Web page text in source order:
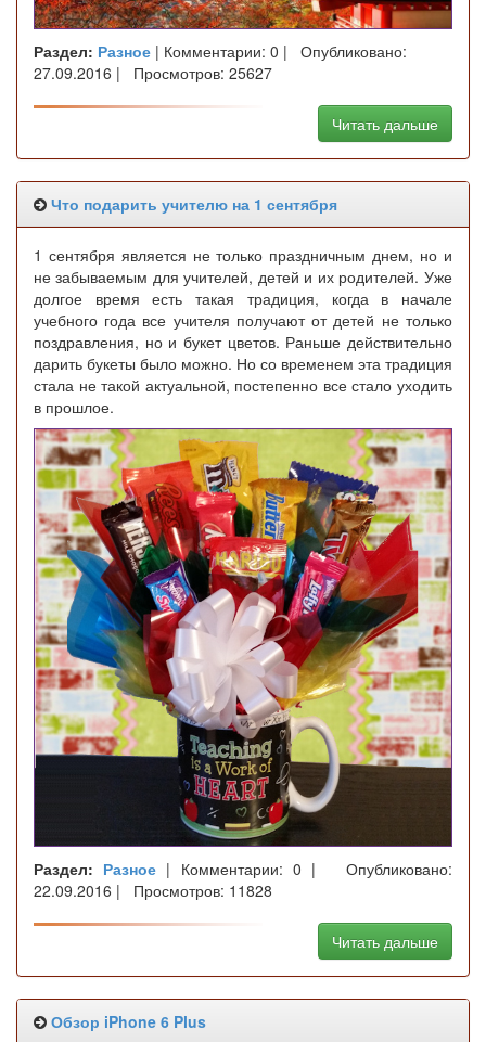
Раздел: Разное | Комментарии: 0 | Опубликовано:
27.09.2016 | Просмотров: 25627
Читать дальше
Что подарить учителю на 1 сентября
1 сентября является не только праздничным днем, но и
не забываемым для учителей, детей и их родителей. Уже
долгое время есть такая традиция, когда в начале
учебного года все учителя получают от детей не только
поздравления, но и букет цветов. Раньше действительно
дарить букеты было можно. Но со временем эта традиция
стала не такой актуальной, постепенно все стало уходить
в прошлое.
Раздел: Разное | Комментарии: 0 | Опубликовано:
22.09.2016 | Просмотров: 11828
Читать дальше
Обзор iPhone 6 Plus